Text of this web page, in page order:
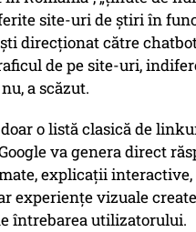
site-uri de știri în
direcționat către
de pe site-uri,
a scăzut.
o listă clasică de
va genera direct
explicații interactive,
experiențe vizuale
întrebarea utilizatorului.